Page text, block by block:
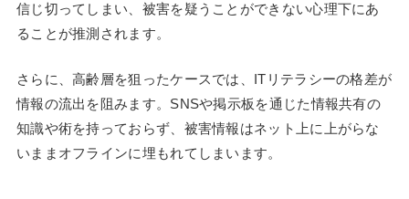
信じ切ってしまい、被害を疑うことができない心理下にあ
ることが推測されます。
さらに、高齢層を狙ったケースでは、ITリテラシーの格差が
情報の流出を阻みます。SNSや掲示板を通じた情報共有の
知識や術を持っておらず、被害情報はネット上に上がらな
いままオフラインに埋もれてしまいます。